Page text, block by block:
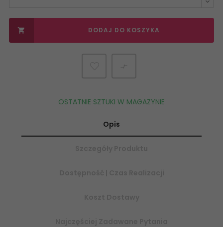
 DODAJ DO KOSZYKA
OSTATNIE SZTUKI W MAGAZYNIE
Opis